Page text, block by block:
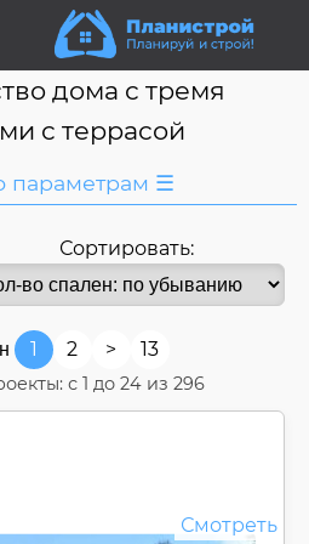
дома с тремя
с террасой
параметрам ☰
Сортировать:
1 2 > 13
с 1 до 24из 296
Смотреть